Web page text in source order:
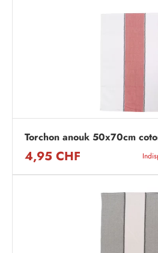
Torchon anouk 50x70cm
4,95 CHF